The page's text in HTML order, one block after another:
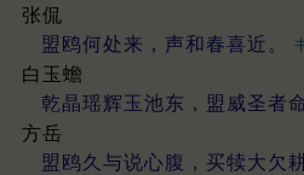
张侃
盟鸥何处来，声和春喜近。
白玉蟾
乾晶瑶辉玉池东，盟威圣者
方岳
盟鸥久与说心腹，买犊大欠